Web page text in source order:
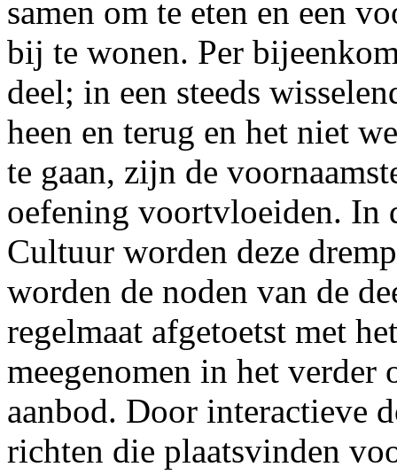
samen om te eten en een
bij te wonen. Per
deel; in een steeds
heen en terug en het niet
te gaan, zijn de
oefening voortvloeiden. In
Cultuur worden deze
worden de noden van de
regelmaat afgetoetst met
meegenomen in het verder
aanbod. Door interactieve
richten die plaatsvinden